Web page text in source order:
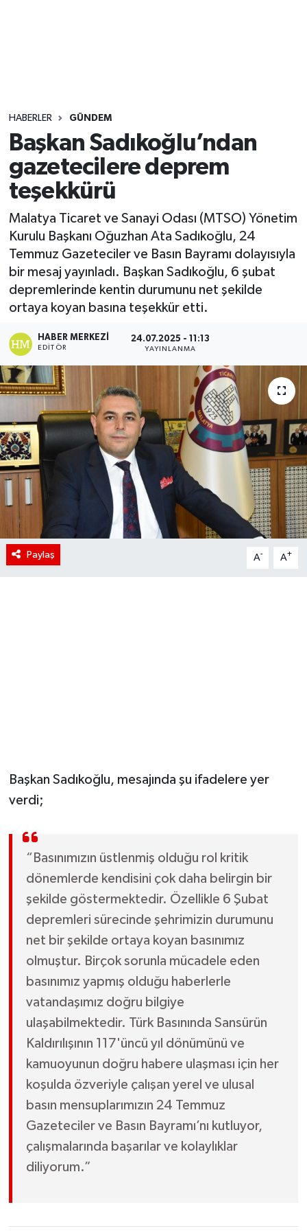
HABERLER GÜNDEM
Başkan Sadıkoğlu’ndan
gazetecilere deprem
teşekkürü
Malatya Ticaret ve Sanayi Odası (MTSO) Yönetim
Kurulu Başkanı Oğuzhan Ata Sadıkoğlu, 24
Temmuz Gazeteciler ve Basın Bayramı dolayısıyla
bir mesaj yayınladı. Başkan Sadıkoğlu, 6 şubat
depremlerinde kentin durumunu net şekilde
ortaya koyan basına teşekkür etti.
HABER MERKEZI
EDITÖR
24.07.2025 - 11:13
YAYINLANMA
Paylaş A- A+
Başkan Sadıkoğlu, mesajında şu ifadelere yer
verdi;
“Basınımızın üstlenmiş olduğu rol kritik
dönemlerde kendisini çok daha belirgin bir
şekilde göstermektedir. Özellikle 6 Şubat
depremleri sürecinde şehrimizin durumunu
net bir şekilde ortaya koyan basınımız
olmuştur. Birçok sorunla mücadele eden
basınımız yapmış olduğu haberlerle
vatandaşımız doğru bilgiye
ulaşabilmektedir. Türk Basınında Sansürün
Kaldırılışının 117'üncü yıl dönümünü ve
kamuoyunun doğru habere ulaşması için her
koşulda özveriyle çalışan yerel ve ulusal
basın mensuplarımızın 24 Temmuz
Gazeteciler ve Basın Bayramı’nı kutluyor,
çalışmalarında başarılar ve kolaylıklar
diliyorum.”
Yaşam